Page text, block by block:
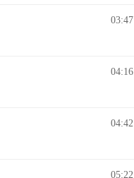
03:47
04:16
04:42
05:22